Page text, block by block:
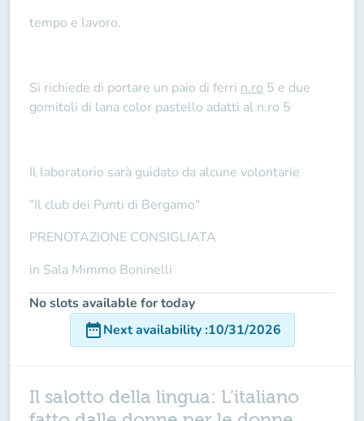
tempo e lavoro.
Si richiede di portare un paio di ferri n.ro 5 e due
gomitoli di lana color pastello adatti al n.ro 5
Il laboratorio sarà guidato da alcune volontarie
"Il club dei Punti di Bergamo"
PRENOTAZIONE CONSIGLIATA
in Sala Mimmo Boninelli
No slots available for today
date_rangeNext availability:10/31/2026
Il salotto della lingua: L’italiano